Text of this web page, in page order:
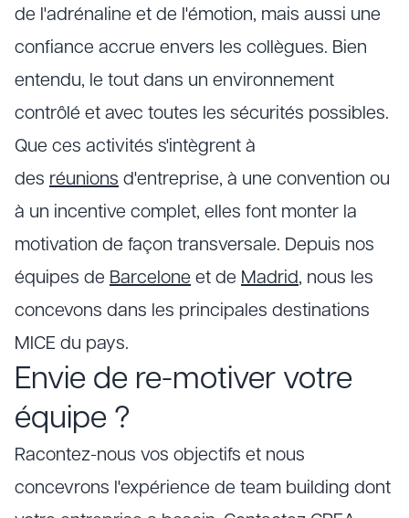
de l'adrénaline et de l'émotion, mais aussi une
confiance accrue envers les collègues. Bien
entendu, le tout dans un environnement
contrôlé et avec toutes les sécurités possibles.
Que ces activités s'intègrent à
des réunions d'entreprise, à une convention ou
à un incentive complet, elles font monter la
motivation de façon transversale. Depuis nos
équipes de Barcelone et de Madrid, nous les
concevons dans les principales destinations
MICE du pays.
Envie de re-motiver votre
équipe ?
Racontez-nous vos objectifs et nous
concevrons l'expérience de team building dont